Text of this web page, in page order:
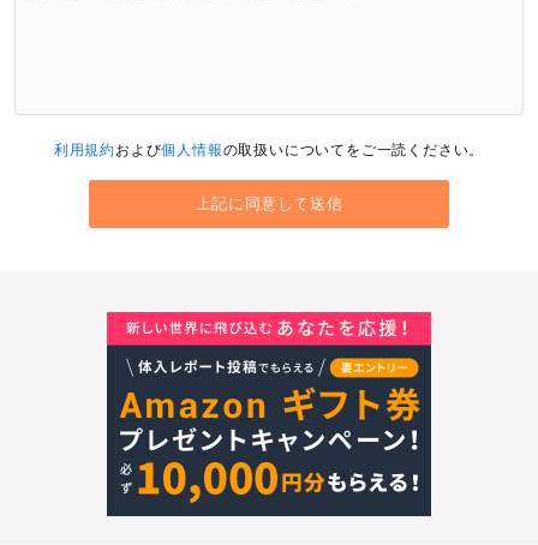
利用規約および個人情報の取扱いについてをご一読ください。